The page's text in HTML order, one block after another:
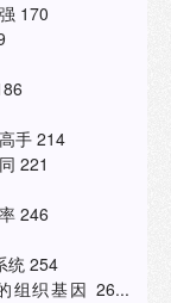
170
手 214
221
246
统 254
组织基因 26...